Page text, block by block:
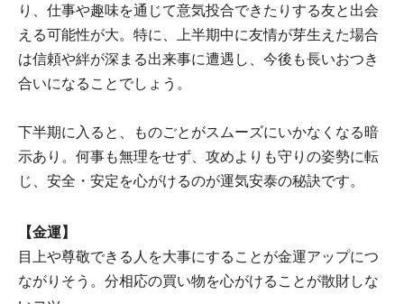
り、仕事や趣味を通じて意気投合できたりする友と出会
える可能性が大。特に、上半期中に友情が芽生えた場合
は信頼や絆が深まる出来事に遭遇し、今後も長いおつき
合いになることでしょう。
下半期に入ると、ものごとがスムーズにいかなくなる暗
示あり。何事も無理をせず、攻めよりも守りの姿勢に転
じ、安全・安定を心がけるのが運気安泰の秘訣です。
【金運】
目上や尊敬できる人を大事にすることが金運アップにつ
ながりそう。分相応の買い物を心がけることが散財しな